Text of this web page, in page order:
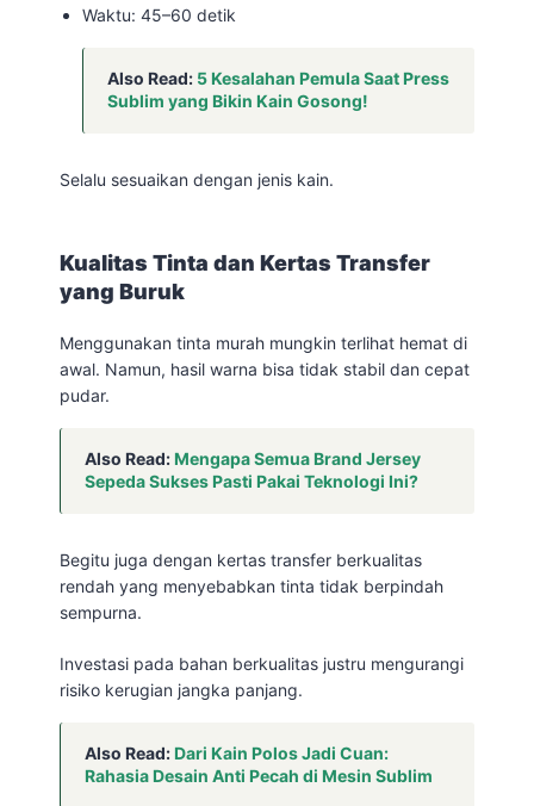
Waktu: 45–60 detik
Also Read: 5 Kesalahan Pemula Saat Press
Sublim yang Bikin Kain Gosong!
Selalu sesuaikan dengan jenis kain.
Kualitas Tinta dan Kertas Transfer
yang Buruk
Menggunakan tinta murah mungkin terlihat hemat di
awal. Namun, hasil warna bisa tidak stabil dan cepat
pudar.
Also Read:Mengapa Semua Brand Jersey
Sepeda Sukses Pasti Pakai Teknologi Ini?
Begitu juga dengan kertas transfer berkualitas
rendah yang menyebabkan tinta tidak berpindah
sempurna.
Investasi pada bahan berkualitas justru mengurangi
risiko kerugian jangka panjang.
Also Read:Dari Kain Polos Jadi Cuan:
Rahasia Desain Anti Pecah di Mesin Sublim